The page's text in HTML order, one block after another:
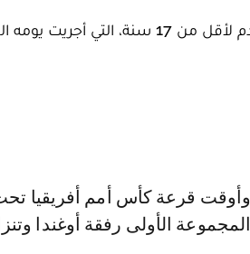
وأوقت قرعة كأس أمم أفريقيا تحت 17 سنة المنتخب الوطني المغرب في
المجموعة الأولى رفقة أوغندا